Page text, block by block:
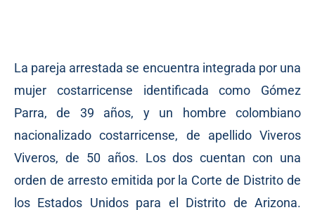
La pareja arrestada se encuentra integrada por una
mujer costarricense identificada como Gómez
Parra, de 39 años, y un hombre colombiano
nacionalizado costarricense, de apellido Viveros
Viveros, de 50 años. Los dos cuentan con una
orden de arresto emitida por la Corte de Distrito de
los Estados Unidos para el Distrito de Arizona.